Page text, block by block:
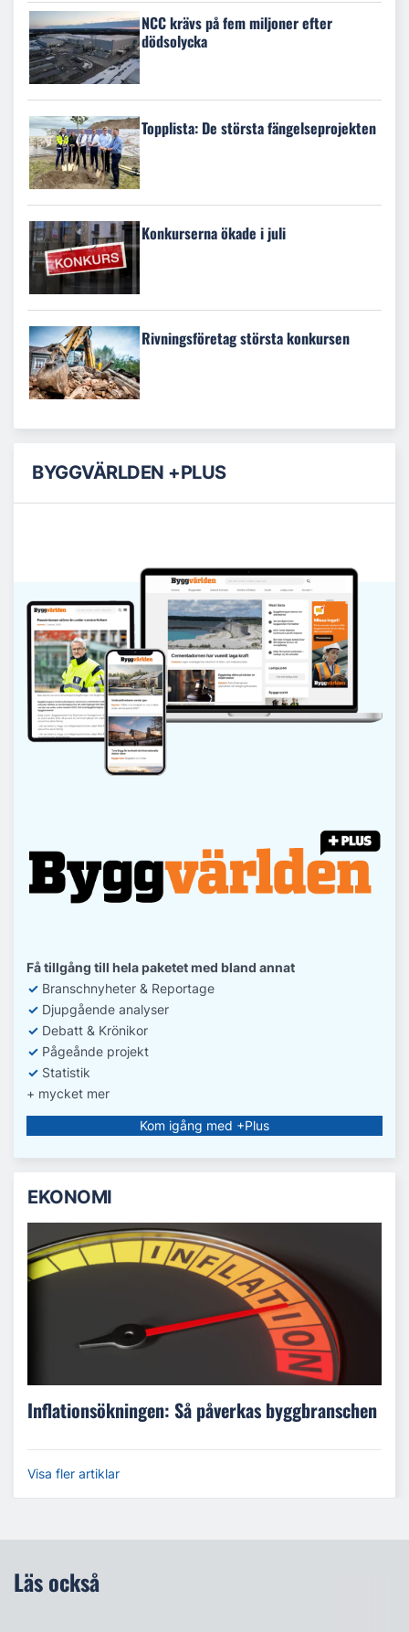
NCC krävs på fem miljoner efter
dödsolycka
Topplista: De största fängelseprojekten
Konkurserna ökade i juli
Rivningsföretag största konkursen
BYGGVÄRLDEN +PLUS
Få tillgång till hela paketet med bland annat
✓ Branschnyheter & Reportage
✓ Djupgående analyser
✓ Debatt & Krönikor
✓ Pågeånde projekt
✓ Statistik
+ mycket mer
Kom igång med +Plus
EKONOMI
Inflationsökningen: Så påverkas byggbranschen
Visa fler artiklar
Läs också